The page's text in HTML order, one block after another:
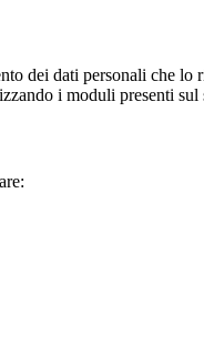
dei dati personali che
i moduli presenti sul